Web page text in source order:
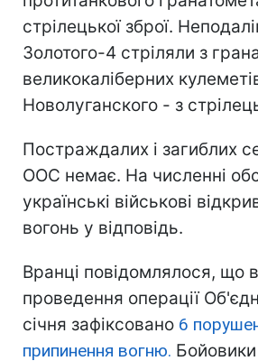
стрілецької зброї.
Золотого-4 стріляли з
великокаліберних
Новолуганского - з
Постраждалих і загиблих
ООС немає. На численні
українські військові
вогонь у відповідь.
Вранці повідомлялося, що
проведення операції
січня зафіксовано 6
припинення вогню. Бойовики